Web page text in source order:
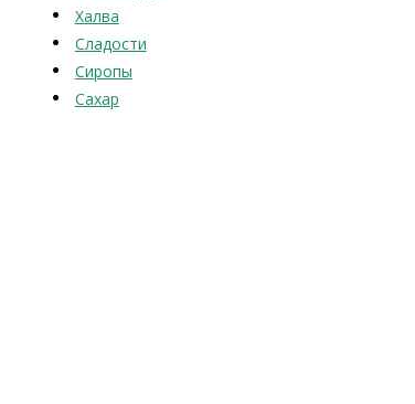
Халва
Сладости
Сиропы
Сахар